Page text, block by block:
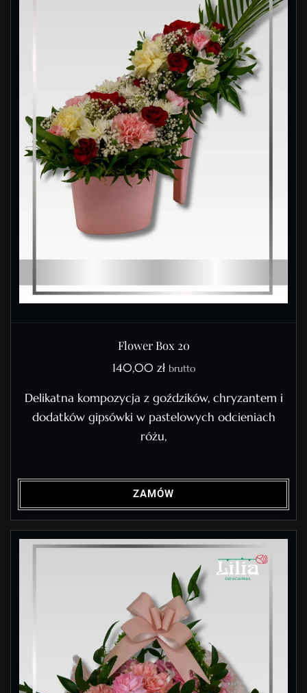
Flower Box 20
140,00 zł brutto
Delikatna kompozycja z goździków, chryzantem i
dodatków gipsówki w pastelowych odcieniach
różu,
ZAMÓW